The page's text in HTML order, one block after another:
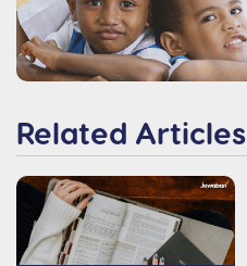
Related Articles